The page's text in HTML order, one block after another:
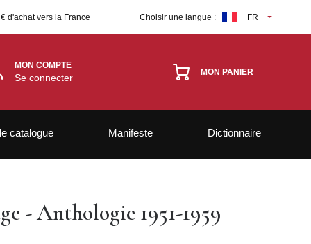
d'achat vers la France Choisir une langue : FR
MON COMPTE
Se connecter MON PANIER
catalogue Manifeste Dictionnaire
- Anthologie 1951-1959